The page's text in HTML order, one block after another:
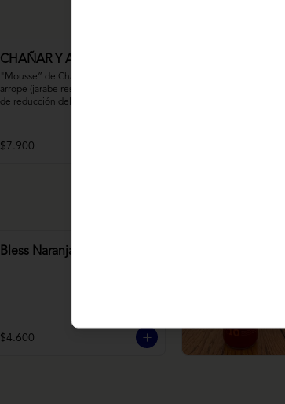
CHAÑAR Y ALGARROBO
"Mousse” de Chañar, relleno de
arrope (jarabe resultado de 10 horas
de reducción del fruto y agua) de
chocolate amargo y cúrcuma, sobre
una tierra de harina de
$7.900
Bless Naranja
$4.600